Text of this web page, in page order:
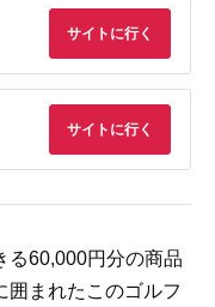
サイトに行く
サイトに行く
る60,000円分の商品
囲まれたこのゴルフ